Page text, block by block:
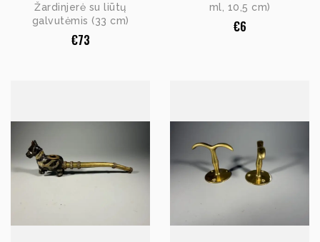
Žardinjerė su liūtų
galvutėmis (33 cm)
€73
ml, 10,5 cm)
€6